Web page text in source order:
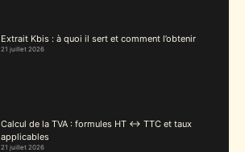
Extrait Kbis : à quoi il sert et comment l’obtenir
21 juillet 2026
Calcul de la TVA : formules HT ↔ TTC et taux
applicables
21 juillet 2026